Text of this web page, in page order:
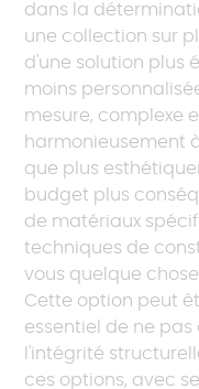
dans la
une collection sur
d'une solution plus
moins
mesure, complexe
harmonieusement
que plus
budget plus
de matériaux
techniques de
vous quelque
Cette option peut
essentiel de ne
l'intégrité
ces options, avec